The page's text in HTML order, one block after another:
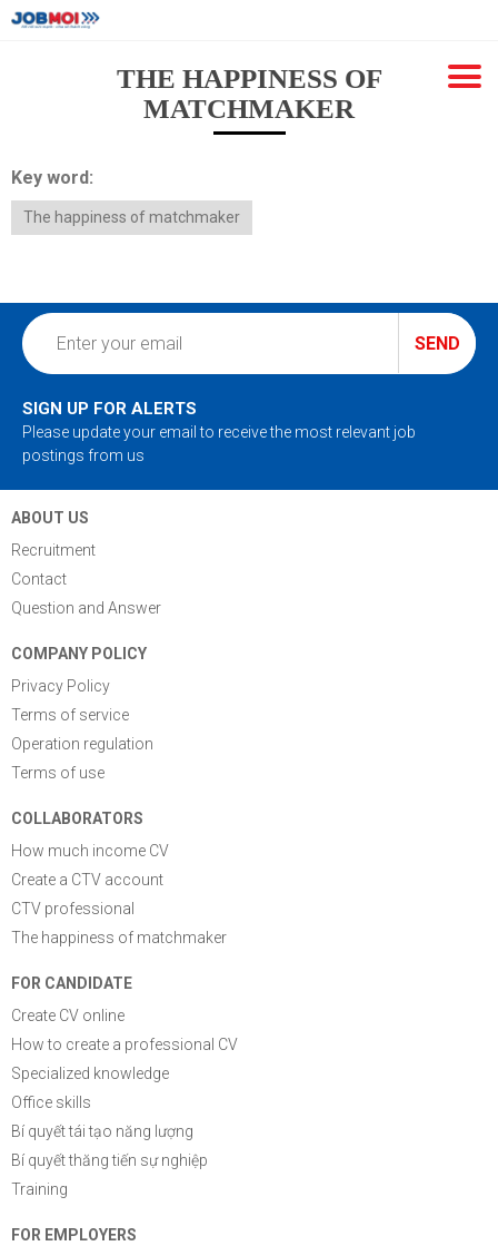
THE HAPPINESS OF
MATCHMAKER
Key word:
The happiness of matchmaker
SEND
SIGN UP FOR ALERTS
Please update your email to receive the most relevant job
postings from us
ABOUT US
Recruitment
Contact
Question and Answer
COMPANY POLICY
Privacy Policy
Terms of service
Operation regulation
Terms of use
COLLABORATORS
How much income CV
Create a CTV account
CTV professional
The happiness of matchmaker
FOR CANDIDATE
Create CV online
How to create a professional CV
Specialized knowledge
Office skills
Bí quyết tái tạo năng lượng
Bí quyết thăng tiến sự nghiệp
Training
FOR EMPLOYERS